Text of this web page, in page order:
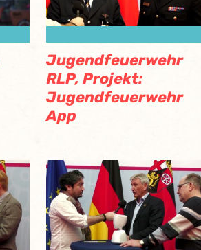
Jugendfeuerwehr
RLP, Projekt:
Jugendfeuerwehr
App